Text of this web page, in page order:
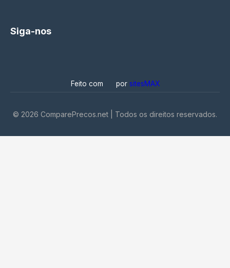
Siga-nos
Feito com por sitesMAX
© 2026 ComparePrecos.net | Todos os direitos reservados.